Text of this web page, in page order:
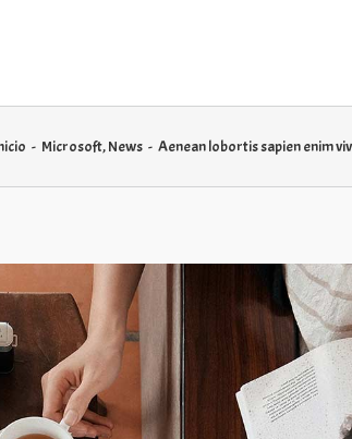
- Microsoft,News - Aenean lobortis sapien enim